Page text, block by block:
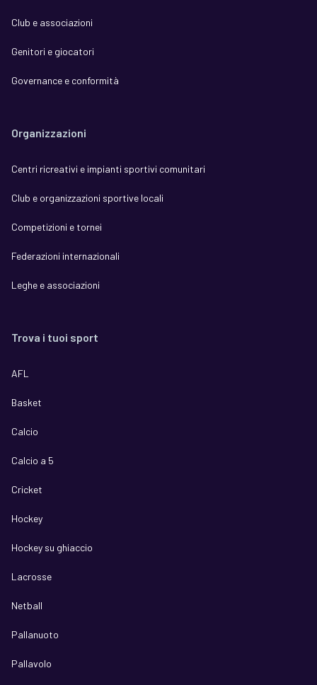
Club e associazioni
Genitori e giocatori
Governance e conformità
Organizzazioni
Centri ricreativi e impianti sportivi comunitari
Club e organizzazioni sportive locali
Competizioni e tornei
Federazioni internazionali
Leghe e associazioni
Trova i tuoi sport
AFL
Basket
Calcio
Calcio a 5
Cricket
Hockey
Hockey su ghiaccio
Lacrosse
Netball
Pallanuoto
Pallavolo